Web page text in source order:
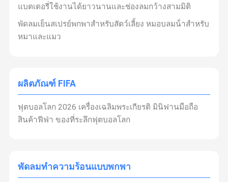
แบตเตอรี่ใช้งานได้ยาวนานและช่องลมกว้างสามมิติ
พัดลมเย็นสเปรย์พกพาสําหรับสัตว์เลี้ยง หมอบลมน้ําสําหรับ
หมาและแมว
ผลิตภัณฑ์ FIFA
ฟุตบอลโลก 2026 เครื่องเฉลิมพระเกียรติ มินิฟานมือถือ
สินค้าฟีฟ่า ของที่ระลึกฟุตบอลโลก
พัดลมทําความร้อนแบบพกพา
ครับพนักงานครีด:ครับ"ฝึกฝนในสาขาของคุณ, นับถือมัน,
และเก่งในมัน"